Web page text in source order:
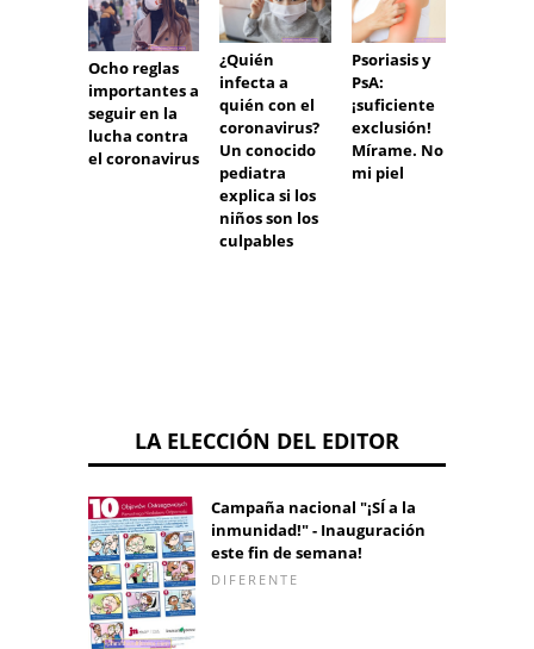
Ocho reglas
importantes a
seguir en la
lucha contra
el coronavirus
¿Quién
infecta a
quién con el
coronavirus?
Un conocido
pediatra
explica si los
niños son los
culpables
Psoriasis y
PsA:
¡suficiente
exclusión!
Mírame. No
mi piel
LA ELECCIÓN DEL EDITOR
Campaña nacional "¡SÍ a la
inmunidad!" - Inauguración
este fin de semana!
DIFERENTE